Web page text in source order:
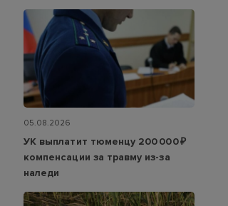
05.08.2026
УК выплатит тюменцу 200 000 ₽
компенсации за травму из-за
наледи